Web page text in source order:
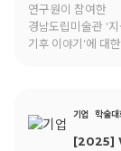
연구원이 참여한
경남도립미술관 '지
기후 이야기'에 대한
기업 학술대
[2025]